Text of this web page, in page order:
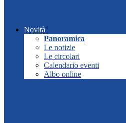
Novità
Panoramica
Le notizie
Le circolari
Calendario eventi
Albo online